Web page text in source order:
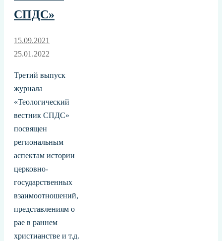
СПДС»
15.09.2021
25.01.2022
Третий выпуск
журнала
«Теологический
вестник СПДС»
посвящен
региональным
аспектам истории
церковно-
государственных
взаимоотношений,
представлениям о
рае в раннем
христианстве и т.д.